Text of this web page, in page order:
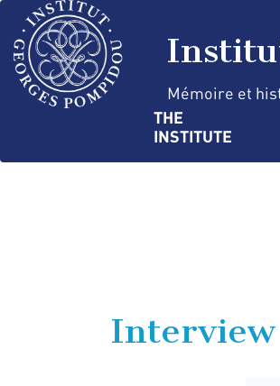
Skip
main
content
Mémoire et
Navigation
principale
THE
INSTITUTE
Interview
Cookies management panel